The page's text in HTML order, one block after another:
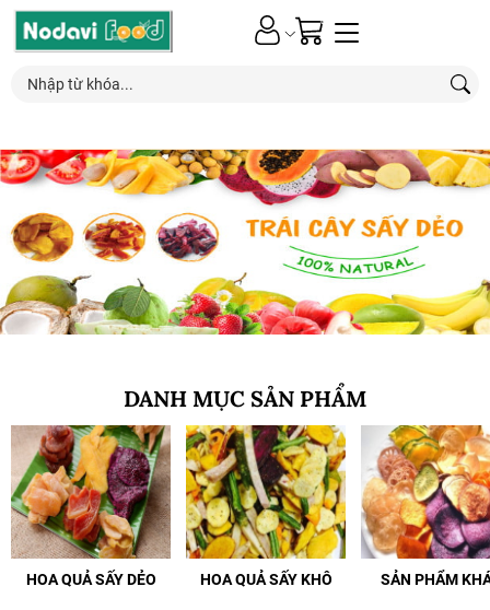
0
DANH MỤC SẢN PHẨM
HOA QUẢ SẤY DẺO HOA QUẢ SẤY KHÔ SẢN PHẨM